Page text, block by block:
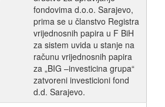
fondovima d.o.o. Sarajevo,
prima se u članstvo Registra
vrijednosnih papira u F BiH
za sistem uvida u stanje na
računu vrijednosnih papira
za „BIG –investicina grupa“
zatvoreni investicioni fond
d.d. Sarajevo.